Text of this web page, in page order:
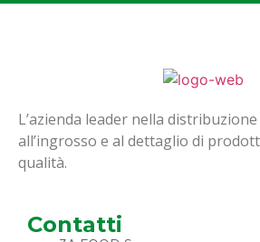
L’azienda leader nella
all’ingrosso e al dettaglio di
qualità.
Contatti